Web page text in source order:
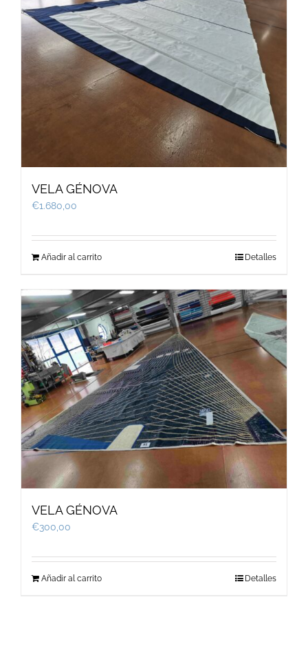
VELA GÉNOVA
€1.680,00
Añadir al carrito Detalles
VELA GÉNOVA
€300,00
Añadir al carrito Detalles